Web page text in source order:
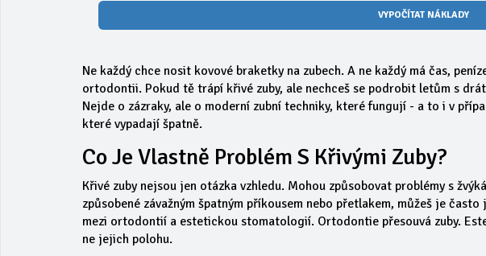
VYPOČÍTAT NÁKLADY
Ne každý chce nosit kovové braketky na zubech. A ne každý má čas,
ortodontii. Pokud tě trápí křivé zuby, ale nechceš se podrobit letům s
Nejde o zázraky, ale o moderní zubní techniky, které fungují - a to i v
které vypadají špatně.
Co Je Vlastně Problém S Křivými Zuby?
Křivé zuby nejsou jen otázka vzhledu. Mohou způsobovat problémy s
způsobené závažným špatným příkousem nebo přetlakem, můžeš je často
mezi ortodontií a estetickou stomatologií. Ortodontie přesouvá zuby.
ne jejich polohu.